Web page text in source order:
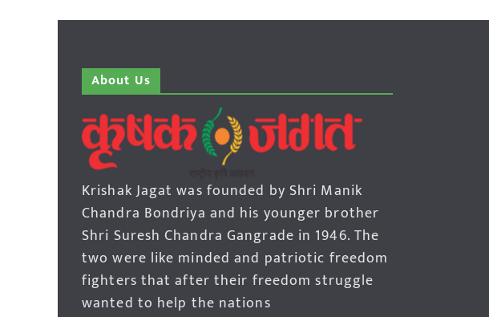
About Us
Krishak Jagat was founded by Shri Manik
Chandra Bondriya and his younger brother
Shri Suresh Chandra Gangrade in 1946. The
two were like minded and patriotic freedom
fighters that after their freedom struggle
wanted to help the nations